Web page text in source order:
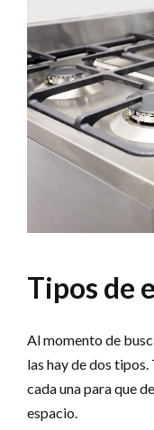
Tipos de
Al momento de
las hay de dos
cada una para que
espacio.